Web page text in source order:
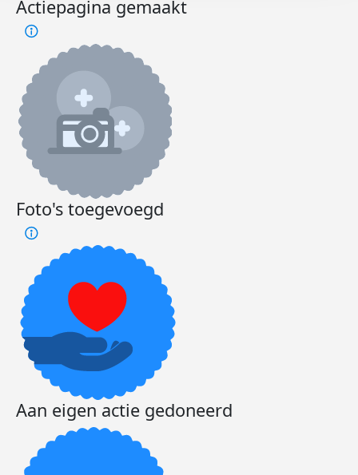
Actiepagina gemaakt
Foto's toegevoegd
Aan eigen actie gedoneerd